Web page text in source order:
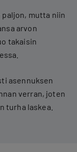
mutta niin
arvon
takaisin
asennuksen
verran, joten
turha laskea.